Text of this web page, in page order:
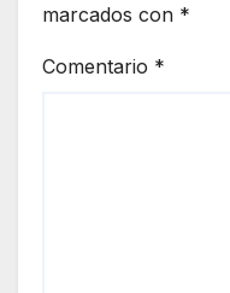
marcados con *
Comentario *